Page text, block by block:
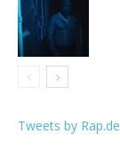
Tweets by Rap.de